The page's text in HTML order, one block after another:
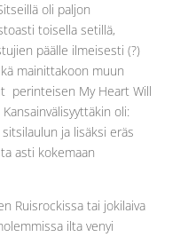
oli paljon
toisella setillä,
päälle ilmeisesti (?)
mainittakoon muun
perinteisen My Heart Will
oli:
ja lisäksi eräs
asti kokemaan
Ruisrockissa tai jokilaiva
ilta venyi